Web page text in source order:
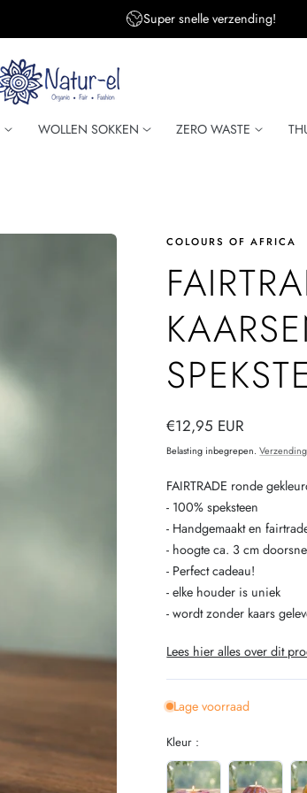
Super snelle verzending!
WOLLEN SOKKEN ZERO WASTE
COLOURS OF AFRICA
Normale
prijs
€12,95 EUR
Belasting inbegrepen.Verzending
FAIRTRADE ronde
- 100% speksteen
- Handgemaakt en
- hoogte ca. 3 cm
- Perfect cadeau!
- elke houder is uniek
- wordt zonder kaars
Lees hier alles over dit
Lage voorraad
Kleur :